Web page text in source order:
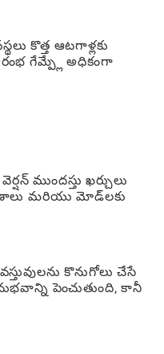
కొత్త ఆటగాళ్లకు
గేమ్ప్లే అధికంగా
ముందస్తు ఖర్చులు
మరియు మోడ్‌లకు
కొనుగోలు చేసే
పెంచుతుంది, కానీ